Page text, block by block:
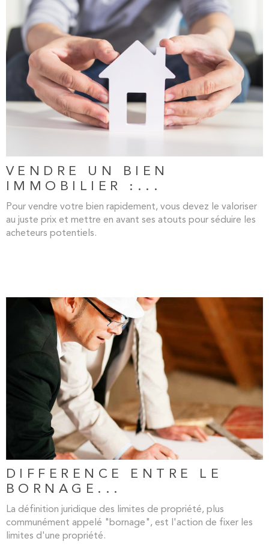
VENDRE UN BIEN
IMMOBILIER :...
Pour vendre votre bien rapidement, vous devez le valoriser
au juste prix et mettre en avant ses atouts pour séduire les
acheteurs potentiels.
LIRE L'ARTICLE
DIFFERENCE ENTRE LE
BORNAGE...
La définition juridique des limites de propriété, plus
communément appelé "bornage", est l'action de fixer les
limites d'une propriété.
LIRE L'ARTICLE